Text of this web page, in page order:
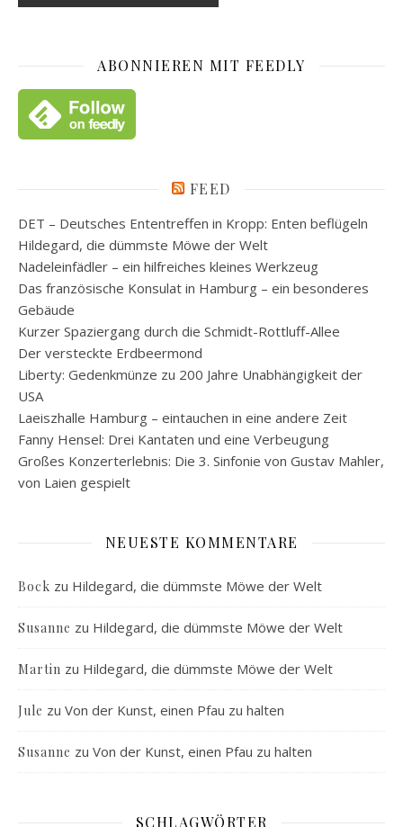
ABONNIEREN MIT FEEDLY
FEED
DET – Deutsches Ententreffen in Kropp: Enten beflügeln
Hildegard, die dümmste Möwe der Welt
Nadeleinfädler – ein hilfreiches kleines Werkzeug
Das französische Konsulat in Hamburg – ein besonderes
Gebäude
Kurzer Spaziergang durch die Schmidt-Rottluff-Allee
Der versteckte Erdbeermond
Liberty: Gedenkmünze zu 200 Jahre Unabhängigkeit der
USA
Laeiszhalle Hamburg – eintauchen in eine andere Zeit
Fanny Hensel: Drei Kantaten und eine Verbeugung
Großes Konzerterlebnis: Die 3. Sinfonie von Gustav Mahler,
von Laien gespielt
NEUESTE KOMMENTARE
Bock zu Hildegard, die dümmste Möwe der Welt
Susanne zu Hildegard, die dümmste Möwe der Welt
Martin zu Hildegard, die dümmste Möwe der Welt
Jule zu Von der Kunst, einen Pfau zu halten
Susanne zu Von der Kunst, einen Pfau zu halten
SCHLAGWÖRTER